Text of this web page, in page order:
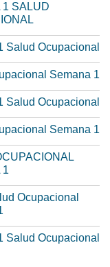
1 SALUD
Salud Ocupacional
Semana 1
Salud Ocupacional
Semana 1
1
Ocupacional
Salud Ocupacional